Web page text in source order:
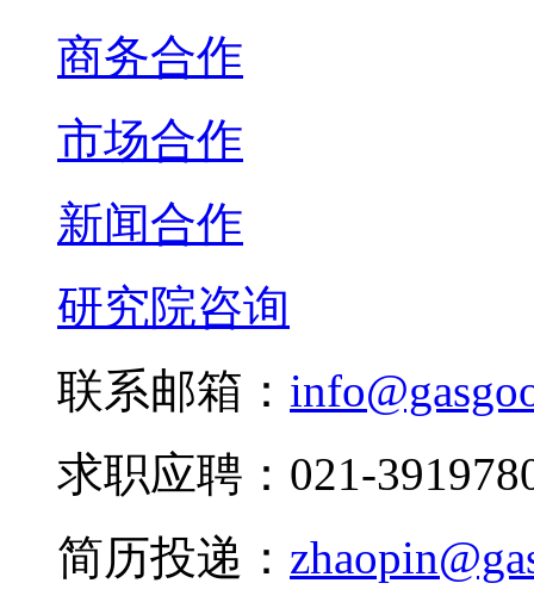
商务合作
市场合作
新闻合作
研究院咨询
联系邮箱：
求职应聘：021-
简历投递：